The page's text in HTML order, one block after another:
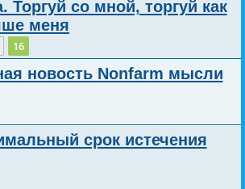
Торгуй со мной, торгуй как
меня
16
новость Nonfarm мысли
срок истечения